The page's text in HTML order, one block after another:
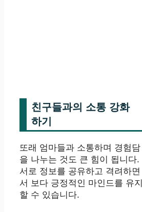
친구들과의 소통 강화
하기
또래 엄마들과 소통하며 경험담
을 나누는 것도 큰 힘이 됩니다.
서로 정보를 공유하고 격려하면
서 보다 긍정적인 마인드를 유지
할 수 있습니다.